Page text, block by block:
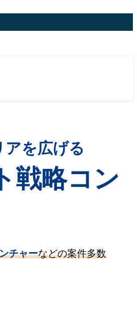
アを広げる
戦略コン
チャーなどの案件多数